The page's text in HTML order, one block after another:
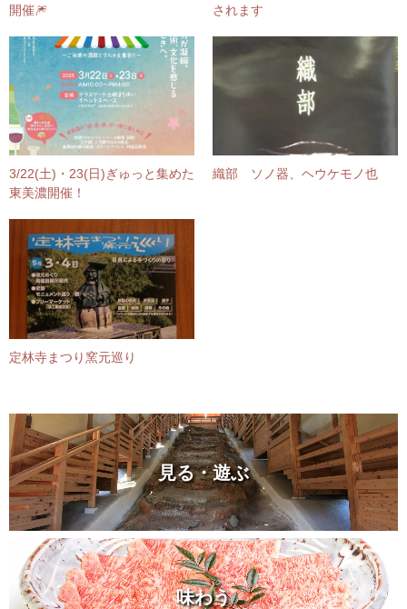
開催🎆
されます
3/22(土)・23(日)ぎゅっと集めた
東美濃開催！
織部 ソノ器、ヘウケモノ也
定林寺まつり窯元巡り
見る・遊ぶ
味わう